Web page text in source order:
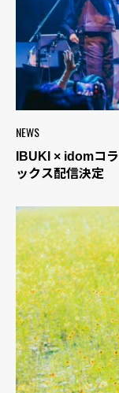
NEWS
IBUKI × idomコ
ックス配信決定